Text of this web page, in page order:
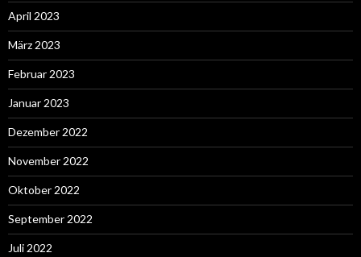
April 2023
März 2023
Februar 2023
Januar 2023
Dezember 2022
November 2022
Oktober 2022
September 2022
Juli 2022